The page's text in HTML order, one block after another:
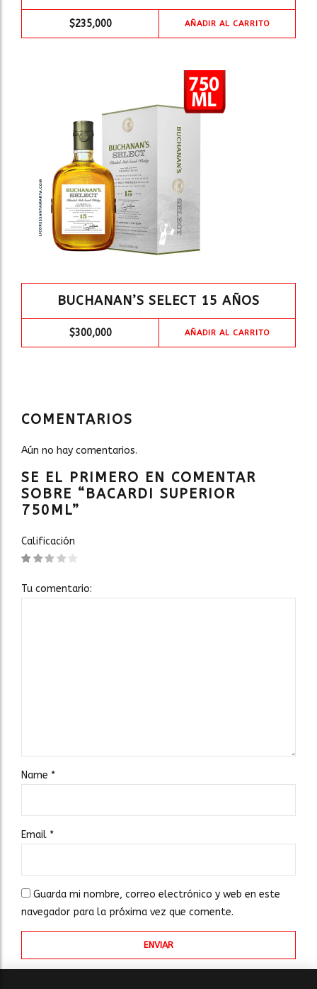
$235,000 AÑADIR AL CARRITO
BUCHANAN’S SELECT 15 AÑOS
$300,000 AÑADIR AL CARRITO
COMENTARIOS
Aún no hay comentarios.
SE EL PRIMERO EN COMENTAR
SOBRE “BACARDI SUPERIOR
750ML”
Calificación
Tu comentario:
Name *
Email *
Guarda mi nombre, correo electrónico y web en este
navegador para la próxima vez que comente.